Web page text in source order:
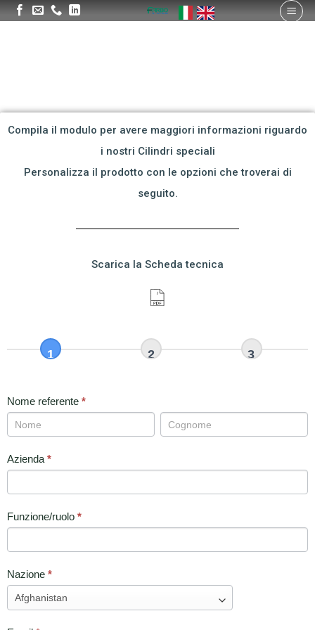
Compila il modulo per avere maggiori informazioni riguardo
i nostri Cilindri speciali
Personalizza il prodotto con le opzioni che troverai di
seguito.
Scarica la Scheda tecnica
TECNICA
Nome referente *
Nome
referente
Nome
referente
Azienda *
Funzione/ruolo *
Nazione *